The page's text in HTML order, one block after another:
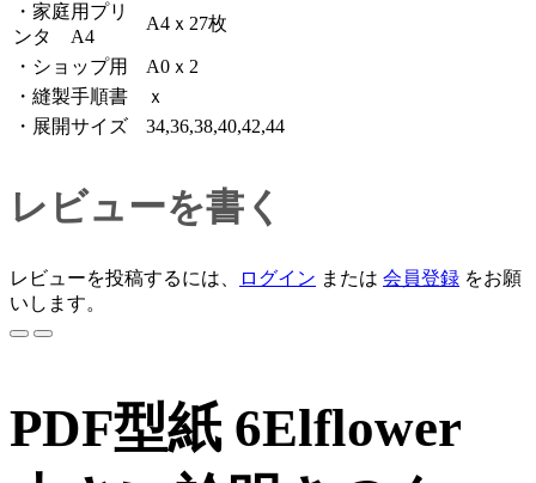
・家庭用プリ
ンタ A4
A4ｘ27枚
・ショップ用
A0ｘ2
・縫製手順書
ｘ
・展開サイズ
34,36,38,40,42,44
レビューを書く
レビューを投稿するには、 ログイン または 会員登録 をお願
いします。
PDF型紙 6Elflower